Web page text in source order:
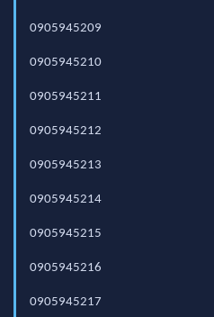
0905945209
0905945210
0905945211
0905945212
0905945213
0905945214
0905945215
0905945216
0905945217